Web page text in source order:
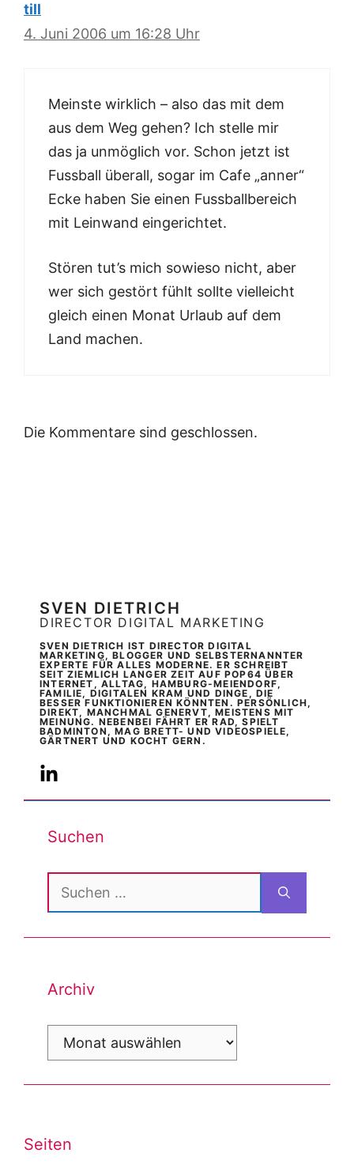
till
4. Juni 2006 um 16:28 Uhr
Meinste wirklich – also das mit dem
aus dem Weg gehen? Ich stelle mir
das ja unmöglich vor. Schon jetzt ist
Fussball überall, sogar im Cafe „anner“
Ecke haben Sie einen Fussballbereich
mit Leinwand eingerichtet.
Stören tut’s mich sowieso nicht, aber
wer sich gestört fühlt sollte vielleicht
gleich einen Monat Urlaub auf dem
Land machen.
Die Kommentare sind geschlossen.
SVEN DIETRICH
DIRECTOR DIGITAL MARKETING
SVEN DIETRICH IST DIRECTOR DIGITAL
MARKETING, BLOGGER UND SELBSTERNANNTER
EXPERTE FÜR ALLES MODERNE. ER SCHREIBT
SEIT ZIEMLICH LANGER ZEIT AUF POP64 ÜBER
INTERNET, ALLTAG, HAMBURG-MEIENDORF,
FAMILIE, DIGITALEN KRAM UND DINGE, DIE
BESSER FUNKTIONIEREN KÖNNTEN. PERSÖNLICH,
DIREKT, MANCHMAL GENERVT, MEISTENS MIT
MEINUNG. NEBENBEI FÄHRT ER RAD, SPIELT
BADMINTON, MAG BRETT- UND VIDEOSPIELE,
GÄRTNERT UND KOCHT GERN.
Suchen
Suchen
nach:
Archiv
Archiv
Seiten